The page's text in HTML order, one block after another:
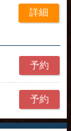
詳細
予約
予約